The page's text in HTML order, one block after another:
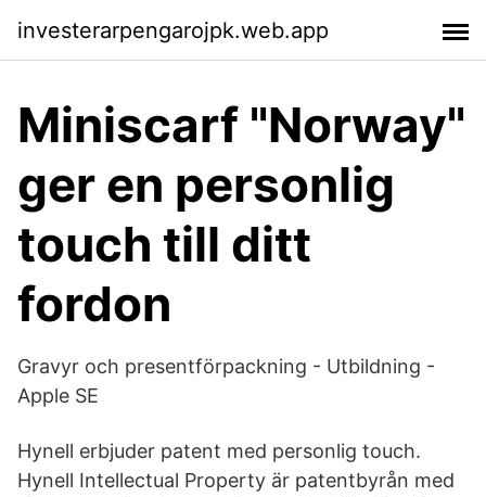
investerarpengarojpk.web.app
Miniscarf "Norway"
ger en personlig
touch till ditt
fordon
Gravyr och presentförpackning - Utbildning -
Apple SE
Hynell erbjuder patent med personlig touch.
Hynell Intellectual Property är patentbyrån med